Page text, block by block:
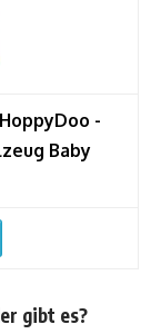
-
Baby
gibt es?